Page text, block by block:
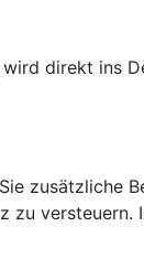
direkt ins
zusätzliche
versteuern.